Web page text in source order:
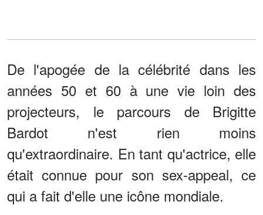
De l'apogée de la célébrité dans les
années 50 et 60 à une vie loin des
projecteurs, le parcours de Brigitte
Bardot n'est rien moins
qu'extraordinaire. En tant qu'actrice, elle
était connue pour son sex-appeal, ce
qui a fait d'elle une icône mondiale.